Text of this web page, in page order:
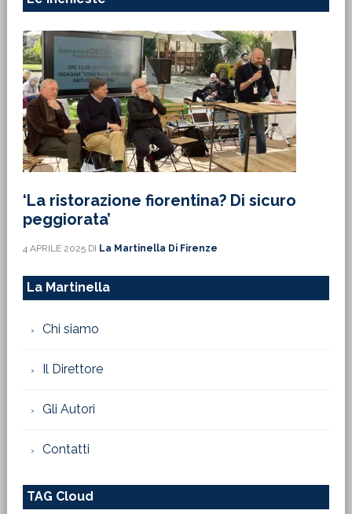
‘La ristorazione fiorentina? Di sicuro
peggiorata’
4 APRILE 2025DI La Martinella Di Firenze
La Martinella
Chi siamo
Il Direttore
Gli Autori
Contatti
TAG Cloud